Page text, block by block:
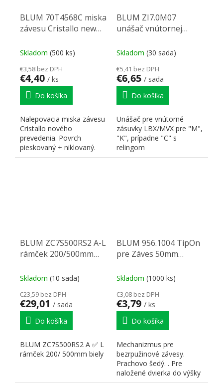
BLUM 70T4568C miska
závesu Cristallo new
pieskovaná + nikel
Skladom (500 ks)
€3,58 bez DPH
€4,40 / ks
Do košíka
Nalepovacia miska závesu
Cristallo nového
prevedenia. Povrch
pieskovaný + niklovaný.
Vhodná pre sklo aj zrkadlo.
BLUM ZI7.0M07
unášač vnútornej
karbon čierna CS-M
Skladom (30 sada)
€5,41 bez DPH
€6,65 / sada
Do košíka
Unášač pre vnútorné
zásuvky LBX/MVX pre "M",
"K", prípadne "C" s
relingom
BLUM ZC7S500RS2 A-L
rámček 200/500mm
Skladom (10 sada)
€23,59 bez DPH
€29,01 / sada
Do košíka
BLUM ZC7S500RS2 A ✅ L
rámček 200/ 500mm biely
BLUM 956.1004 TipOn
pre Záves 50mm
Skladom (1000 ks)
€3,08 bez DPH
€3,79 / ks
Do košíka
Mechanizmus pre
bezrpužinové závesy.
Prachovo šedý. . Pre
naložené dvierka do výšky
1300 mm . Pre závesy bez